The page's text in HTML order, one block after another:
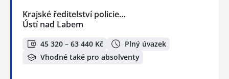
Krajské ředitelství policie…
Ústí nad Labem
45 320 – 63 440 Kč
Plný úvazek
Vhodné také pro absolventy